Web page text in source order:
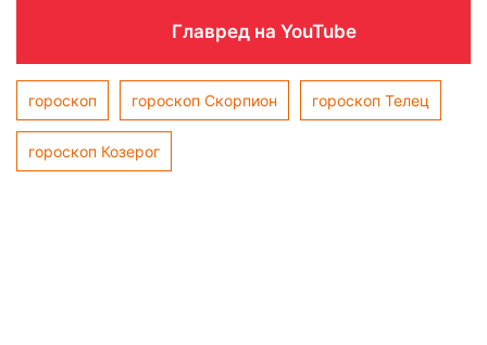
Главред на YouTube
гороскоп гороскоп Скорпион гороскоп Телец
гороскоп Козерог